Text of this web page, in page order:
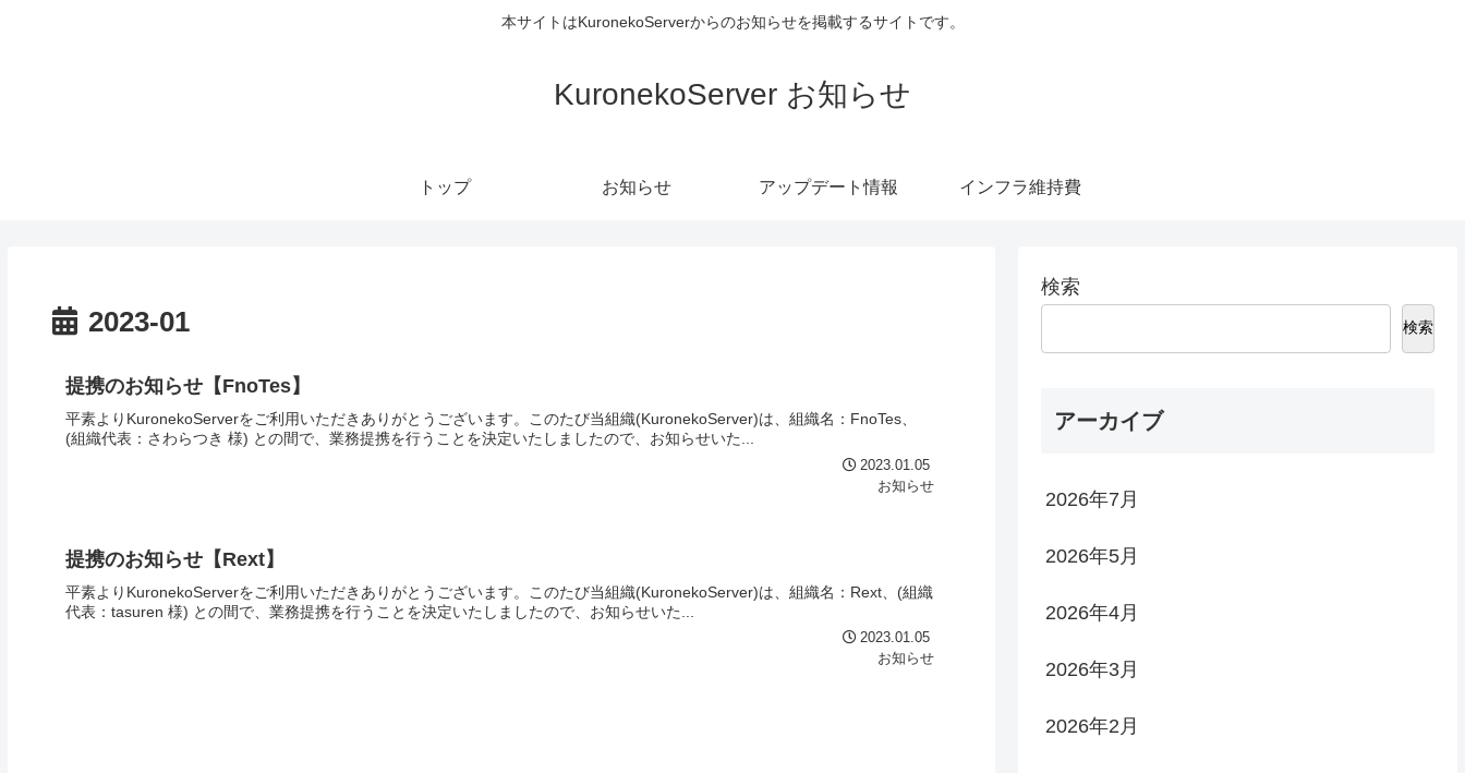
本サイトはKuronekoServerからのお知らせを掲載するサイトです。
KuronekoServer お知らせ
トップ お知らせ アップデート情報 インフラ維持費
2023-01
提携のお知らせ【FnoTes】
平素よりKuronekoServerをご利用いただきありがとうございます。このたび当組織(KuronekoServer)は、組織名：FnoTes、
(組織代表：さわらつき 様) との間で、業務提携を行うことを決定いたしましたので、お知らせいた...
2023.01.05
お知らせ
提携のお知らせ【Rext】
平素よりKuronekoServerをご利用いただきありがとうございます。このたび当組織(KuronekoServer)は、組織名：Rext、(組織
代表：tasuren 様) との間で、業務提携を行うことを決定いたしましたので、お知らせいた...
2023.01.05
お知らせ
検索
検索
アーカイブ
2026年7月
2026年5月
2026年4月
2026年3月
2026年2月